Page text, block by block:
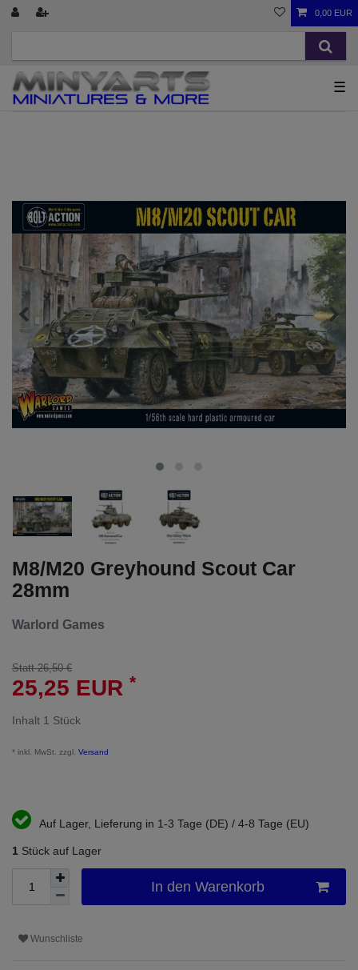
0,00 EUR
☰
M8/M20 Greyhound Scout Car
28mm
Warlord Games
Statt 26,50 €
25,25 EUR *
Inhalt 1 Stück
* inkl. MwSt. zzgl. Versand
Auf Lager, Lieferung in 1-3 Tage (DE) / 4-8 Tage (EU)
1 Stück auf Lager
In den Warenkorb
Wunschliste